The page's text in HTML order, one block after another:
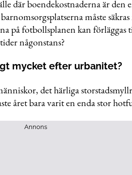
där boendekostnaderna är den
måste
på fotbollsplanen kan förläggas
någonstans?
mycket efter urbanitet?
det härliga
året bara varit en enda stor
Annons